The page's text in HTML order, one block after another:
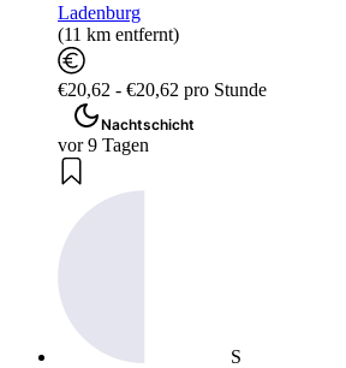
Ladenburg
(11 km entfernt)
€20,62 - €20,62 pro Stunde
Nachtschicht
vor 9 Tagen
S